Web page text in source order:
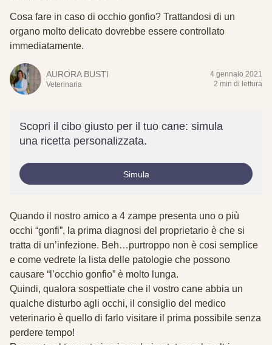
Cosa fare in caso di occhio gonfio? Trattandosi di un
organo molto delicato dovrebbe essere controllato
immediatamente.
AURORA BUSTI
Veterinaria
4 gennaio 2021
2 min di lettura
Scopri il cibo giusto per il tuo cane: simula
una ricetta personalizzata.
Simula
Quando il nostro amico a 4 zampe presenta uno o più
occhi “gonfi”, la prima diagnosi del proprietario è che si
tratta di un’infezione. Beh…purtroppo non è cosi semplice
e come vedrete la lista delle patologie che possono
causare “l’occhio gonfio” è molto lunga.
Quindi, qualora sospettiate che il vostro cane abbia un
qualche disturbo agli occhi, il consiglio del medico
veterinario è quello di farlo visitare il prima possibile senza
perdere tempo!